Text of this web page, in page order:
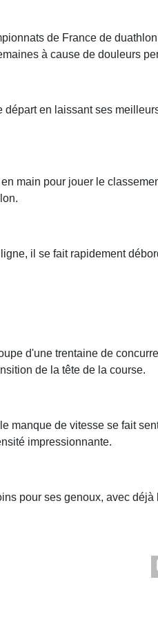
de France de
à cause de douleurs
en laissant ses
main pour jouer le
il se fait rapidement
d'une trentaine de
de la tête de la course.
manque de vitesse se fait
impressionnante.
pour ses genoux, avec